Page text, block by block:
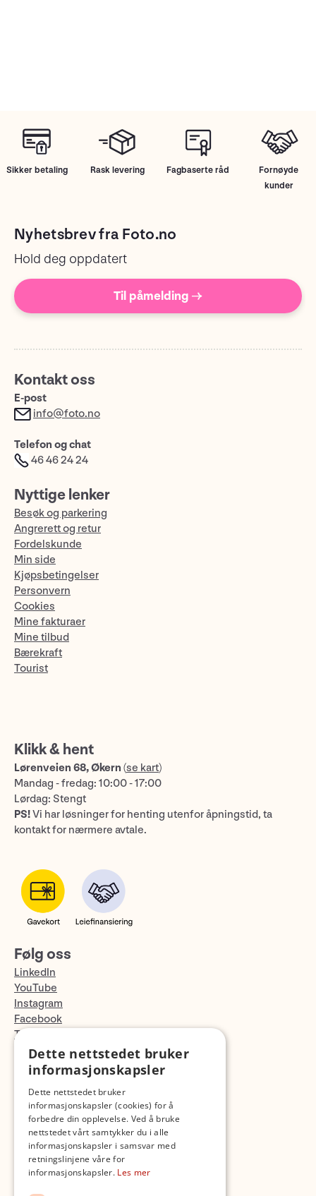
Sikker betaling Rask levering Fagbaserte råd
Fornøyde
kunder
Nyhetsbrev fra Foto.no
Hold deg oppdatert
Til påmelding →
Kontakt oss
E-post
info@foto.no
Telefon og chat
46 46 24 24
Nyttige lenker
Besøk og parkering
Angrerett og retur
Fordelskunde
Min side
Kjøpsbetingelser
Personvern
Cookies
Mine fakturaer
Mine tilbud
Bærekraft
Tourist
Klikk & hent
Lørenveien 68, Økern (se kart)
Mandag - fredag: 10:00 - 17:00
Lørdag: Stengt
PS!Vi har løsninger for henting utenfor åpningstid, ta
kontakt for nærmere avtale.
Følg oss
LinkedIn
YouTube
Instagram
Facebook
TikTok
Fotopodden
Dette nettstedet bruker
informasjonskapsler
Dette nettstedet bruker
informasjonskapsler (cookies) for å
forbedre din opplevelse. Ved å bruke
nettstedet vårt samtykker du i alle
informasjonskapsler i samsvar med
retningslinjene våre for
informasjonskapsler. Les mer